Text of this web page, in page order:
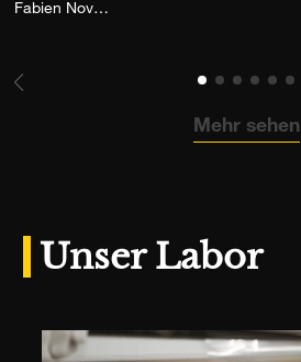
Fabien Novarino
Mehr sehen
Unser Labor